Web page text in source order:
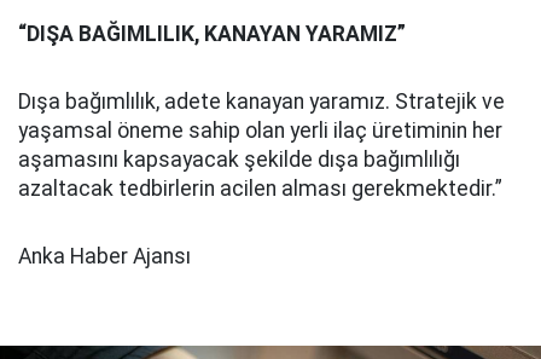
“DIŞA BAĞIMLILIK, KANAYAN YARAMIZ”
Dışa bağımlılık, adete kanayan yaramız. Stratejik ve
yaşamsal öneme sahip olan yerli ilaç üretiminin her
aşamasını kapsayacak şekilde dışa bağımlılığı
azaltacak tedbirlerin acilen alması gerekmektedir.”
Anka Haber Ajansı